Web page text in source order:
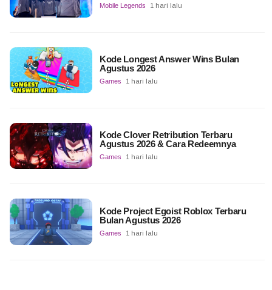
Mobile Legends 1 hari lalu
Kode Longest Answer Wins Bulan
Agustus 2026
Games 1 hari lalu
Kode Clover Retribution Terbaru
Agustus 2026 & Cara Redeemnya
Games 1 hari lalu
Kode Project Egoist Roblox Terbaru
Bulan Agustus 2026
Games 1 hari lalu